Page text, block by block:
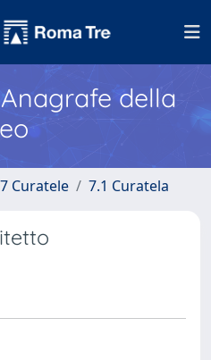
della
7 Curatele 7.1 Curatela